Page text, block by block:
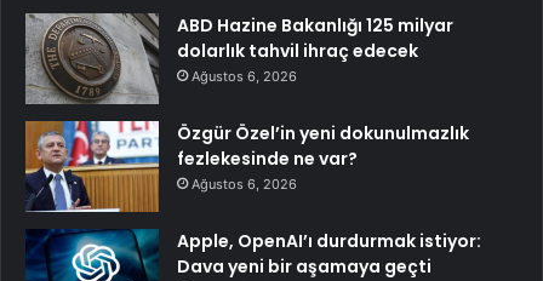
ABD Hazine Bakanlığı 125 milyar
dolarlık tahvil ihraç edecek
Ağustos 6, 2026
Özgür Özel’in yeni dokunulmazlık
fezlekesinde ne var?
Ağustos 6, 2026
Apple, OpenAI’ı durdurmak istiyor:
Dava yeni bir aşamaya geçti